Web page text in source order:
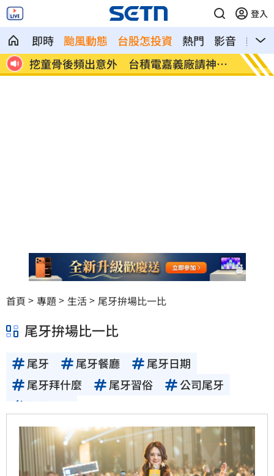
登入
即時 颱風動態 台股怎投資 熱門 影音
熱搜
鎮
這吃法頂呱呱「青花椒鹹酥雞＋角嗨」開
賣
韓股
首頁 專題 生活 尾牙拚場比一比
尾牙拚場比一比
尾牙 尾牙餐廳
尾牙日期
尾牙拜什麼
尾牙習俗
公司尾牙
年終尾牙